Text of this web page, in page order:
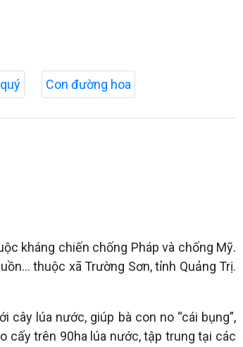
Con đường hoa
kháng chiến chống Pháp và chống Mỹ.
thuộc xã Trường Sơn, tỉnh Quảng Trị.
lúa nước, giúp bà con no “cái bụng”,
cấy trên 90ha lúa nước, tập trung tại các